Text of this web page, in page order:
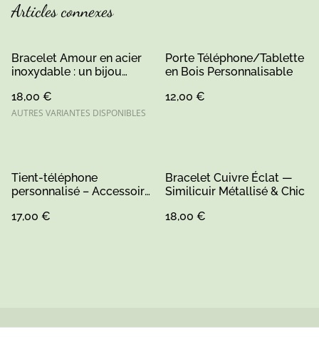
Articles connexes
Bracelet Amour en acier
inoxydable : un bijou
fait main par Mme Pois
18,00 €
AUTRES VARIANTES DISPONIBLES
Porte Téléphone/Tablette
en Bois Personnalisable
12,00 €
Tient-téléphone
personnalisé – Accessoire
17,00 €
Bracelet Cuivre Éclat —
Similicuir Métallisé & Chic
18,00 €